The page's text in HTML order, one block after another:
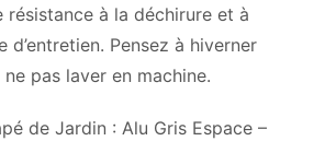
résistance à la déchirure et à
d’entretien. Pensez à hiverner
pas laver en machine.
de Jardin : Alu Gris Espace –